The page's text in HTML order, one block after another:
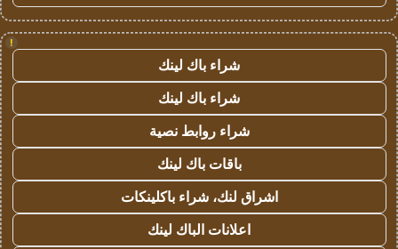
!
شراء باك لينك
شراء باك لينك
شراء روابط نصية
باقات باك لينك
اشراق لنك، شراء باكلينكات
اعلانات الباك لينك